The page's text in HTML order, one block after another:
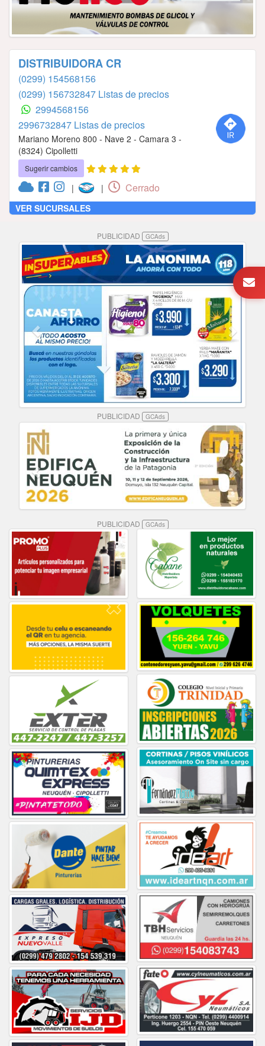
DISTRIBUIDORA CR
(0299) 154568156
(0299) 156732847 Listas de precios
2994568156
2996732847 Listas de precios
Mariano Moreno 800 - Nave 2 - Camara 3 -
(8324) Cipolletti
Sugerir cambios
| | Cerrado
VER SUCURSALES
PUBLICIDAD GCAds
PUBLICIDAD GCAds
PUBLICIDAD GCAds